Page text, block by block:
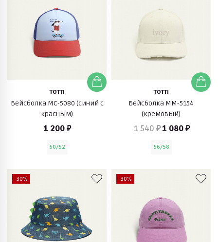
TOTTI
Бейсболка МС-5080 (синий с
красным)
1 200 ₽
50/52
TOTTI
Бейсболка ММ-5154
(кремовый)
1 540 ₽1 080 ₽
56/58
-30% -30%